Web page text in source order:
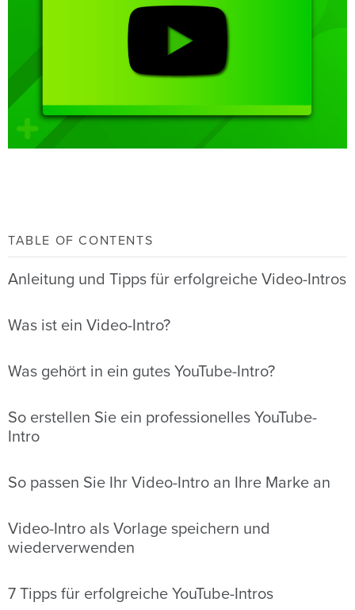
TABLE OF CONTENTS
Anleitung und Tipps für erfolgreiche Video-Intros
Was ist ein Video-Intro?
Was gehört in ein gutes YouTube-Intro?
So erstellen Sie ein professionelles YouTube-
Intro
So passen Sie Ihr Video-Intro an Ihre Marke an
Video-Intro als Vorlage speichern und
wiederverwenden
7 Tipps für erfolgreiche YouTube-Intros